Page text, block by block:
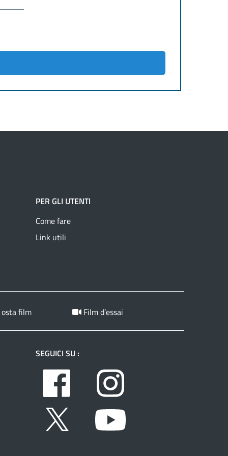
PER GLI UTENTI
Come fare
Link utili
film Film d’essai
SEGUICI SU :
Facebook
Twitter